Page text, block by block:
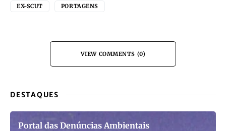
EX-SCUT PORTAGENS
VIEW COMMENTS (0)
DESTAQUES
Portal das Denúncias Ambientais